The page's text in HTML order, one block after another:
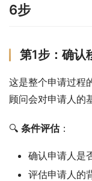
6步
第1步：确认
这是整个申请过程
顾问会对申请人的
🔍 条件评估：
确认申请人是
评估申请人的